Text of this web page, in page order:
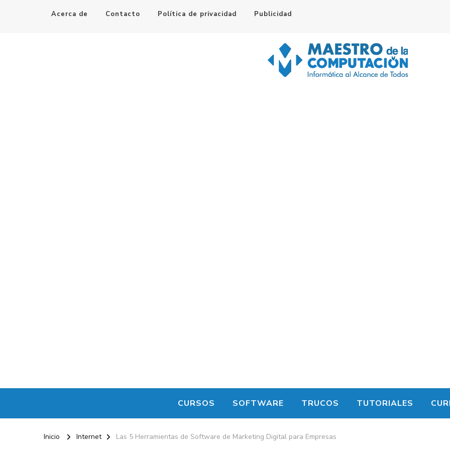
Acerca de Contacto Política de privacidad Publicidad
CURSOS SOFTWARE TRUCOS TUTORIALES
Inicio Internet Las 5 Herramientas de Software de Marketing Digital para Empresas